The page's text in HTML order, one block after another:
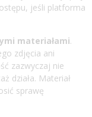
jeśli platforma
materiałami.
zdjęcia ani
zazwyczaj nie
działa. Materiał
sprawę